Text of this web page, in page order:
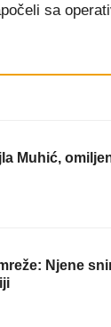
sa
Muhić,
Njene